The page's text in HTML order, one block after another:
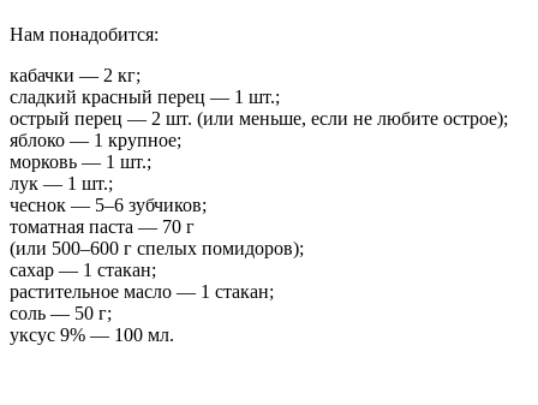
Нам понадобится:
кабачки — 2 кг;
сладкий красный перец — 1 шт.;
острый перец — 2 шт. (или меньше, если не любите острое);
яблоко — 1 крупное;
морковь — 1 шт.;
лук — 1 шт.;
чеснок — 5–6 зубчиков;
томатная паста — 70 г
(или 500–600 г спелых помидоров);
сахар — 1 стакан;
растительное масло — 1 стакан;
соль — 50 г;
уксус 9% — 100 мл.